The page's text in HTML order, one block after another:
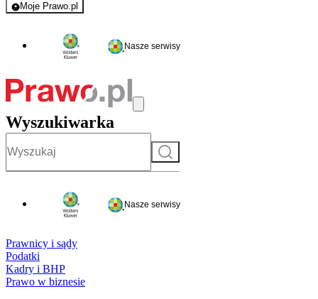
Moje Prawo.pl
- rejestracja i logowanie do serwisu
Nasze serwisy
Wyszukiwarka
Szukaj
Nasze serwisy
Prawnicy i sądy
Podatki
Kadry i BHP
Prawo w biznesie